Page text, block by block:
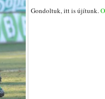
Gondoltuk, itt is újítunk.